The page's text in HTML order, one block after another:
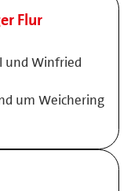
Flur
und Winfried
um Weichering